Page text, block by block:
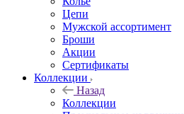
Цепи
Мужской ассортимент
Броши
Акции
Сертификаты
Коллекции
Назад
Коллекции